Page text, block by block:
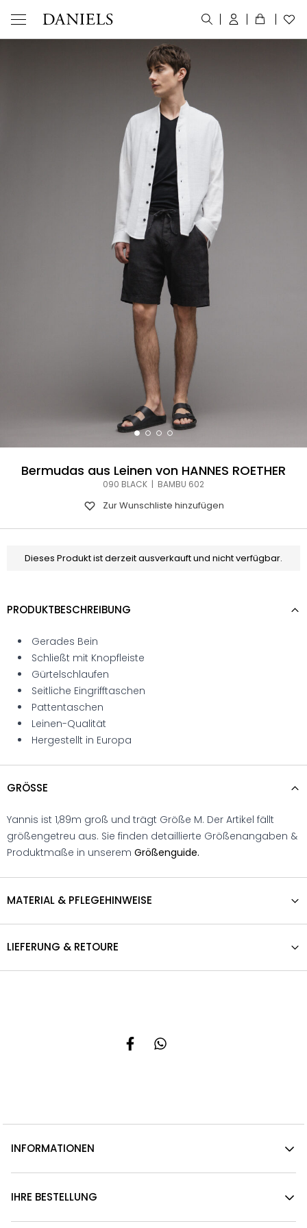
Bermudas aus Leinen von HANNES ROETHER
090 BLACK | BAMBU 602
Zur Wunschliste hinzufügen
Dieses Produkt ist derzeit ausverkauft und nicht verfügbar.
PRODUKTBESCHREIBUNG
Gerades Bein
Schließt mit Knopfleiste
Gürtelschlaufen
Seitliche Eingrifftaschen
Pattentaschen
Leinen-Qualität
Hergestellt in Europa
GRÖSSE
Yannis ist 1,89m groß und trägt Größe M. Der Artikel fällt
größengetreu aus. Sie finden detaillierte Größenangaben &
Produktmaße in unserem Größenguide.
MATERIAL & PFLEGEHINWEISE
LIEFERUNG & RETOURE
INFORMATIONEN
IHRE BESTELLUNG